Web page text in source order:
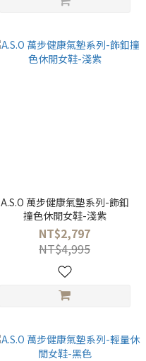
A.S.O 萬步健康氣墊系列-飾釦
撞色休閒女鞋-淺紫
NT$2,797
NT$4,995